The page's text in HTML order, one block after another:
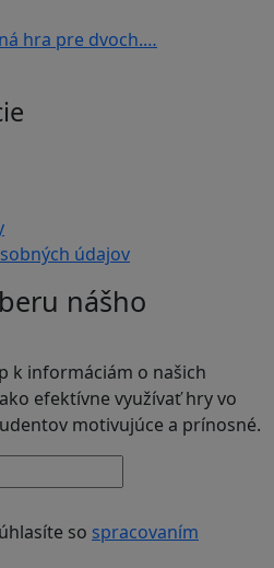
hra pre dvoch.…
údajov
nášho
k informáciám o našich
efektívne využívať hry vo
motivujúce a prínosné.
so spracovaním